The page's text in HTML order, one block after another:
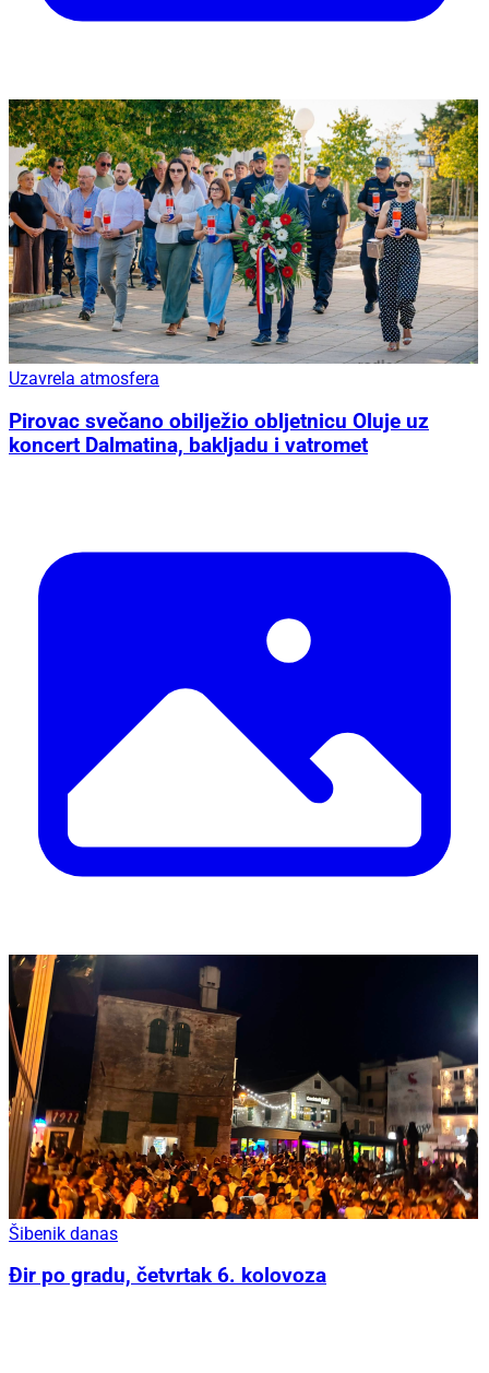
Uzavrela atmosfera
Pirovac svečano obilježio obljetnicu Oluje uz
koncert Dalmatina, bakljadu i vatromet
Šibenik danas
Đir po gradu, četvrtak 6. kolovoza